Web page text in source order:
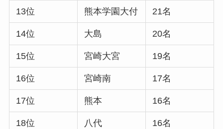
13位 熊本学園大付 21名
14位 大島 20名
15位 宮崎大宮 19名
16位 宮崎南 17名
17位 熊本 16名
18位 八代 16名